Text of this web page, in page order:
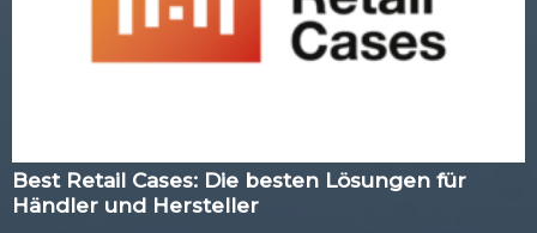
Best Retail Cases: Die besten Lösungen für
Händler und Hersteller